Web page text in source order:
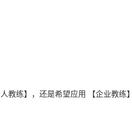
教练】，还是希望应用 【企业教